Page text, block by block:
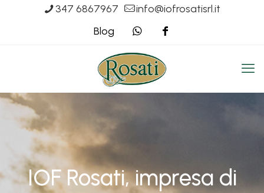
347 6867967
info@iofrosatisrl.it
Blog
IOF Rosati, impresa di